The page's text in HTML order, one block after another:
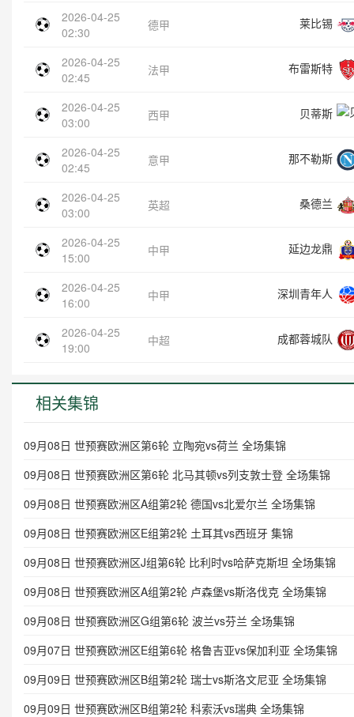
2026-04-25
02:30
德甲 莱比锡
2026-04-25
02:45
法甲 布雷斯特
2026-04-25
03:00
西甲 贝蒂斯
2026-04-25
02:45
意甲 那不勒斯
2026-04-25
03:00
英超 桑德兰
2026-04-25
15:00
中甲 延边龙鼎
2026-04-25
16:00
中甲 深圳青年人
2026-04-25
19:00
中超 成都蓉城队
相关集锦
09月08日 世预赛欧洲区第6轮 立陶宛vs荷兰 全场集锦
09月08日 世预赛欧洲区第6轮 北马其顿vs列支敦士登 全场集锦
09月08日 世预赛欧洲区A组第2轮 德国vs北爱尔兰 全场集锦
09月08日 世预赛欧洲区E组第2轮 土耳其vs西班牙 集锦
09月08日 世预赛欧洲区J组第6轮 比利时vs哈萨克斯坦 全场集锦
09月08日 世预赛欧洲区A组第2轮 卢森堡vs斯洛伐克 全场集锦
09月08日 世预赛欧洲区G组第6轮 波兰vs芬兰 全场集锦
09月07日 世预赛欧洲区E组第6轮 格鲁吉亚vs保加利亚 全场集锦
09月09日 世预赛欧洲区B组第2轮 瑞士vs斯洛文尼亚 全场集锦
09月09日 世预赛欧洲区B组第2轮 科索沃vs瑞典 全场集锦